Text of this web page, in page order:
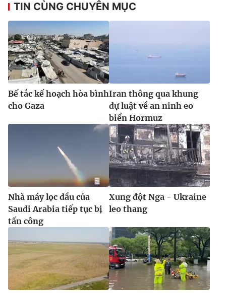
TIN CÙNG CHUYÊN MỤC
Bế tắc kế hoạch hòa bình
cho Gaza
Iran thông qua khung
dự luật về an ninh eo
biển Hormuz
Nhà máy lọc dầu của
Saudi Arabia tiếp tục bị
tấn công
Xung đột Nga - Ukraine
leo thang